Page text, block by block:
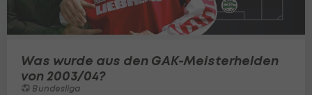
Was wurde aus den GAK-Meisterhelden
von 2003/04?
Bundesliga